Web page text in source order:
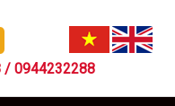
/ 0944232288